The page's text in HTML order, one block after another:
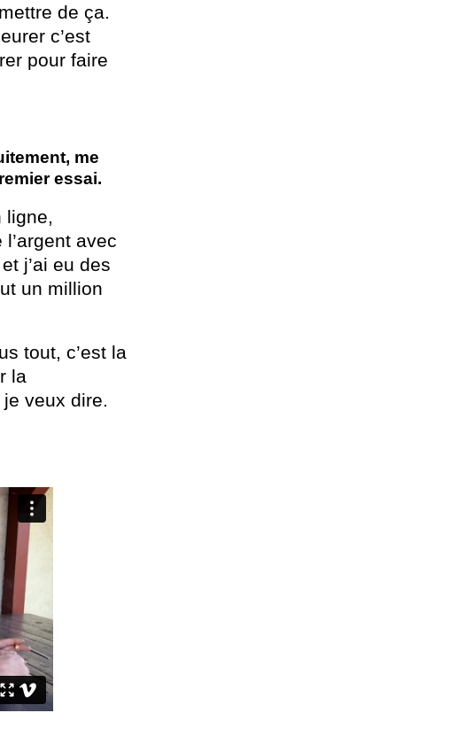
de ça.
c’est
pour faire
me
essai.
ligne,
avec
j’ai eu des
un million
tout, c’est la
la
veux dire.